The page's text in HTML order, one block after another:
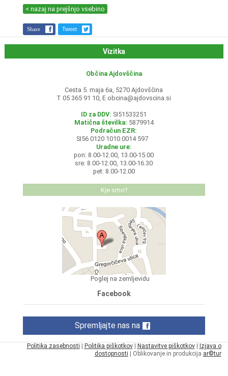
< nazaj na prejšnjo vsebino
Share Tweet
Vizitka
Občina Ajdovščina
Cesta 5. maja 6a, 5270 Ajdovščina
T 05 365 91 10, E obcina@ajdovscina.si
ID za DDV: SI51533251
Matična številka: 5879914
Podračun EZR:
SI56 0120 1010 0014 597
Uradne ure:
pon: 8.00-12.00, 13.00-15.00
sre: 8.00-12.00, 13.00-16.30
pet: 8.00-12.00
Kje smo?
Poglej na zemljevidu
Facebook
Spremljajte nas na
Politika zasebnosti | Politika piškotkov| Nastavitve piškotkov| Izjava o
dostopnosti | Oblikovanje in produkcija ar©tur